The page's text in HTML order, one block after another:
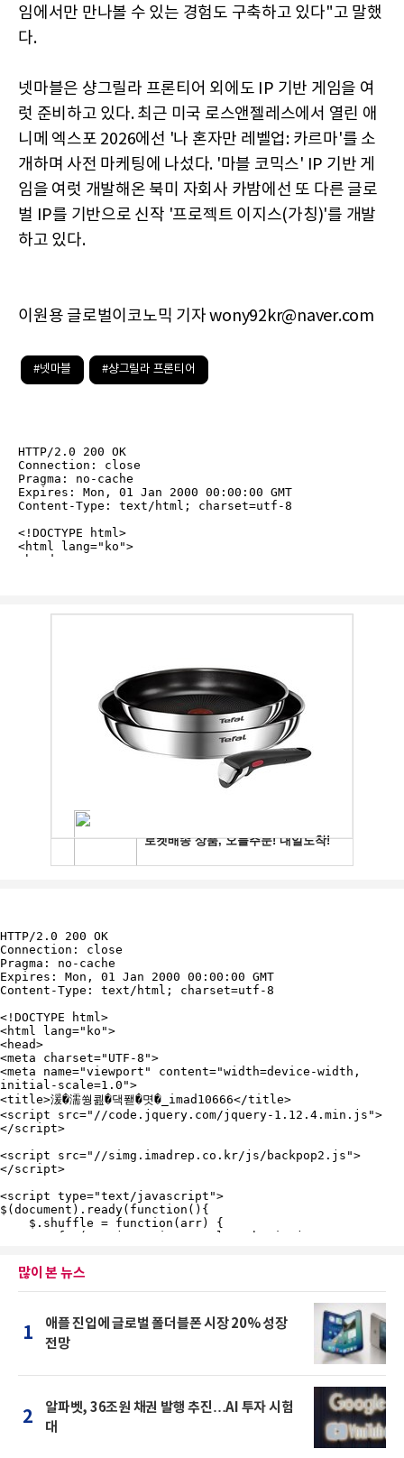
임에서만 만나볼 수 있는 경험도 구축하고 있다"고 말했
다.
넷마블은 샹그릴라 프론티어 외에도 IP 기반 게임을 여
럿 준비하고 있다. 최근 미국 로스앤젤레스에서 열린 애
니메 엑스포 2026에선 '나 혼자만 레벨업: 카르마'를 소
개하며 사전 마케팅에 나섰다. '마블 코믹스' IP 기반 게
임을 여럿 개발해온 북미 자회사 카밤에선 또 다른 글로
벌 IP를 기반으로 신작 '프로젝트 이지스(가칭)'를 개발
하고 있다.
이원용 글로벌이코노믹 기자 wony92kr@naver.com
#넷마블 #샹그릴라 프론티어
많이 본 뉴스
1
애플 진입에 글로벌 폴더블폰 시장 20% 성장
전망
2
알파벳, 36조원 채권 발행 추진…AI 투자 시험
대